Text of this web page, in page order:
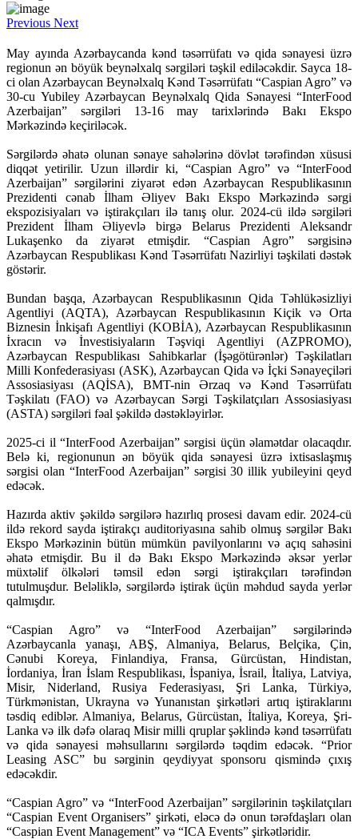
Previous Next
May ayında Azərbaycanda kənd təsərrüfatı və qida sənayesi üzrə
regionun ən böyük beynəlxalq sərgiləri təşkil ediləcəkdir. Sayca 18-
ci olan Azərbaycan Beynəlxalq Kənd Təsərrüfatı “Caspian Agro” və
30-cu Yubiley Azərbaycan Beynəlxalq Qida Sənayesi “InterFood
Azerbaijan” sərgiləri 13-16 may tarixlərində Bakı Ekspo
Mərkəzində keçiriləcək.
Sərgilərdə əhatə olunan sənaye sahələrinə dövlət tərəfindən xüsusi
diqqət yetirilir. Uzun illərdir ki, “Caspian Agro” və “InterFood
Azerbaijan” sərgilərini ziyarət edən Azərbaycan Respublikasının
Prezidenti cənab İlham Əliyev Bakı Ekspo Mərkəzində sərgi
ekspozisiyaları və iştirakçıları ilə tanış olur. 2024-cü ildə sərgiləri
Prezident İlham Əliyevlə birgə Belarus Prezidenti Aleksandr
Lukaşenko da ziyarət etmişdir. “Caspian Agro” sərgisinə
Azərbaycan Respublikası Kənd Təsərrüfatı Nazirliyi təşkilati dəstək
göstərir.
Bundan başqa, Azərbaycan Respublikasının Qida Təhlükəsizliyi
Agentliyi (AQTA), Azərbaycan Respublikasının Kiçik və Orta
Biznesin İnkişafı Agentliyi (KOBİA), Azərbaycan Respublikasının
İxracın və İnvestisiyaların Təşviqi Agentliyi (AZPROMO),
Azərbaycan Respublikası Sahibkarlar (İşəgötürənlər) Təşkilatları
Milli Konfederasiyası (ASK), Azərbaycan Qida və İçki Sənayeçiləri
Assosiasiyası (AQİSA), BMT-nin Ərzaq və Kənd Təsərrüfatı
Təşkilatı (FAO) və Azərbaycan Sərgi Təşkilatçıları Assosiasiyası
(ASTA) sərgiləri fəal şəkildə dəstəkləyirlər.
2025-ci il “InterFood Azerbaijan” sərgisi üçün əlamətdar olacaqdır.
Belə ki, regionunun ən böyük qida sənayesi üzrə ixtisaslaşmış
sərgisi olan “InterFood Azerbaijan” sərgisi 30 illik yubileyini qeyd
edəcək.
Hazırda aktiv şəkildə sərgilərə hazırlıq prosesi davam edir. 2024-cü
ildə rekord sayda iştirakçı auditoriyasına sahib olmuş sərgilər Bakı
Ekspo Mərkəzinin bütün mümkün pavilyonlarını və açıq sahəsini
əhatə etmişdir. Bu il də Bakı Ekspo Mərkəzində əksər yerlər
müxtəlif ölkələri təmsil edən sərgi iştirakçıları tərəfindən
tutulmuşdur. Beləliklə, sərgilərdə iştirak üçün məhdud sayda yerlər
qalmışdır.
“Caspian Agro” və “InterFood Azerbaijan” sərgilərində
Azərbaycanla yanaşı, ABŞ, Almaniya, Belarus, Belçika, Çin,
Cənubi Koreya, Finlandiya, Fransa, Gürcüstan, Hindistan,
İordaniya, İran İslam Respublikası, İspaniya, İsrail, İtaliya, Latviya,
Misir, Niderland, Rusiya Federasiyası, Şri Lanka, Türkiyə,
Türkmənistan, Ukrayna və Yunanıstan şirkətləri artıq iştiraklarını
təsdiq ediblər. Almaniya, Belarus, Gürcüstan, İtaliya, Koreya, Şri-
Lanka və ilk dəfə olaraq Misir milli qruplar şəklində kənd təsərrüfatı
və qida sənayesi məhsullarını sərgilərdə təqdim edəcək. “Prior
Leasing ASC” bu sərginin qeydiyyat sponsoru qismində çıxış
edəcəkdir.
“Caspian Agro” və “InterFood Azerbaijan” sərgilərinin təşkilatçıları
“Caspian Event Organisers” şirkəti, eləcə də onun tərəfdaşları olan
“Caspian Event Management” və “ICA Events” şirkətləridir.